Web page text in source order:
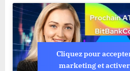
Cliquez pour
marketing et